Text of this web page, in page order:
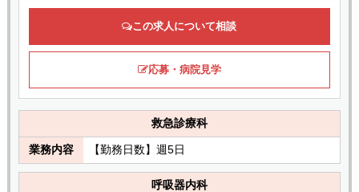
この求人について相談
応募・病院見学
救急診療科
業務内容 【勤務日数】週5日
呼吸器内科